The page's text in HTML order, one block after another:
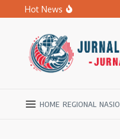
Lewati ke konten
Hot News
Kupas Pola
HOME REGIONAL